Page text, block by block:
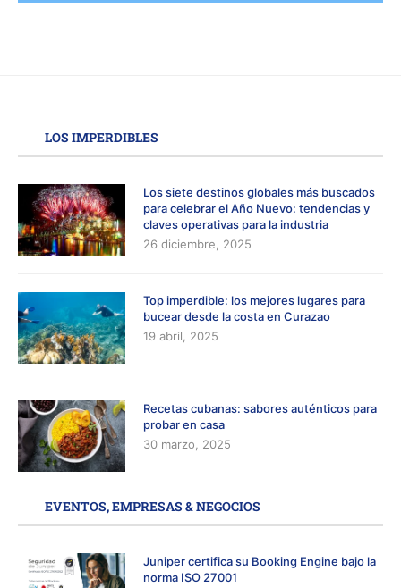
LOS IMPERDIBLES
Los siete destinos globales más buscados
para celebrar el Año Nuevo: tendencias y
claves operativas para la industria
26 diciembre, 2025
Top imperdible: los mejores lugares para
bucear desde la costa en Curazao
19 abril, 2025
Recetas cubanas: sabores auténticos para
probar en casa
30 marzo, 2025
EVENTOS, EMPRESAS & NEGOCIOS
Juniper certifica su Booking Engine bajo la
norma ISO 27001